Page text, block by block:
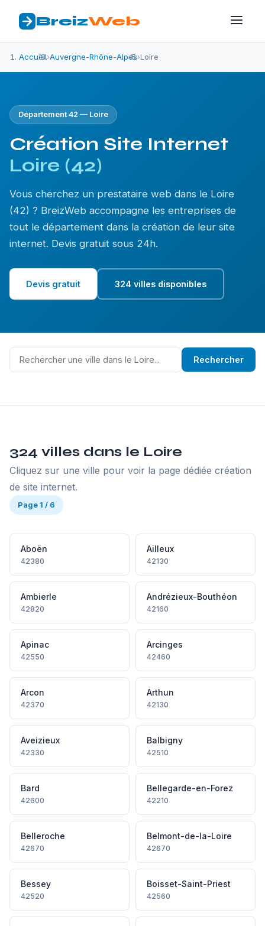
BreizWeb
Accueil›Auvergne-Rhône-Alpes›Loire
Département 42 — Loire
Création Site Internet
Loire (42)
Vous cherchez un prestataire web dans le Loire
(42) ? BreizWeb accompagne les entreprises de
tout le département dans la création de leur site
internet. Devis gratuit sous 24h.
Devis gratuit 324 villes disponibles
Rechercher
324 villes dans le Loire
Cliquez sur une ville pour voir la page dédiée création
de site internet.
Page 1 / 6
Aboën
42380
Ailleux
42130
Ambierle
42820
Andrézieux-Bouthéon
42160
Apinac
42550
Arcinges
42460
Arcon
42370
Arthun
42130
Aveizieux
42330
Balbigny
42510
Bard
42600
Bellegarde-en-Forez
42210
Belleroche
42670
Belmont-de-la-Loire
42670
Bessey
42520
Boisset-Saint-Priest
42560